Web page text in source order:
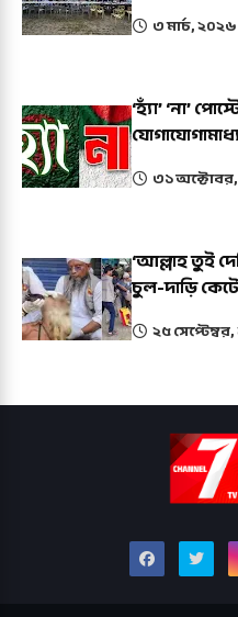
৩ মার্চ, ২০২৬
‘হ্যাঁ’ ‘না’
৩১
‘আল্লাহ তুই
চুল-দাড়ি
২৫